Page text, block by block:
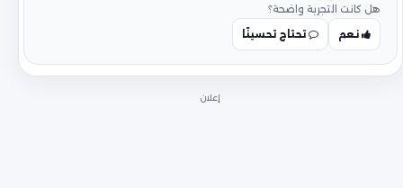
هل كانت التجربة واضحة؟
نعم
تحتاج تحسينًا
إعلان